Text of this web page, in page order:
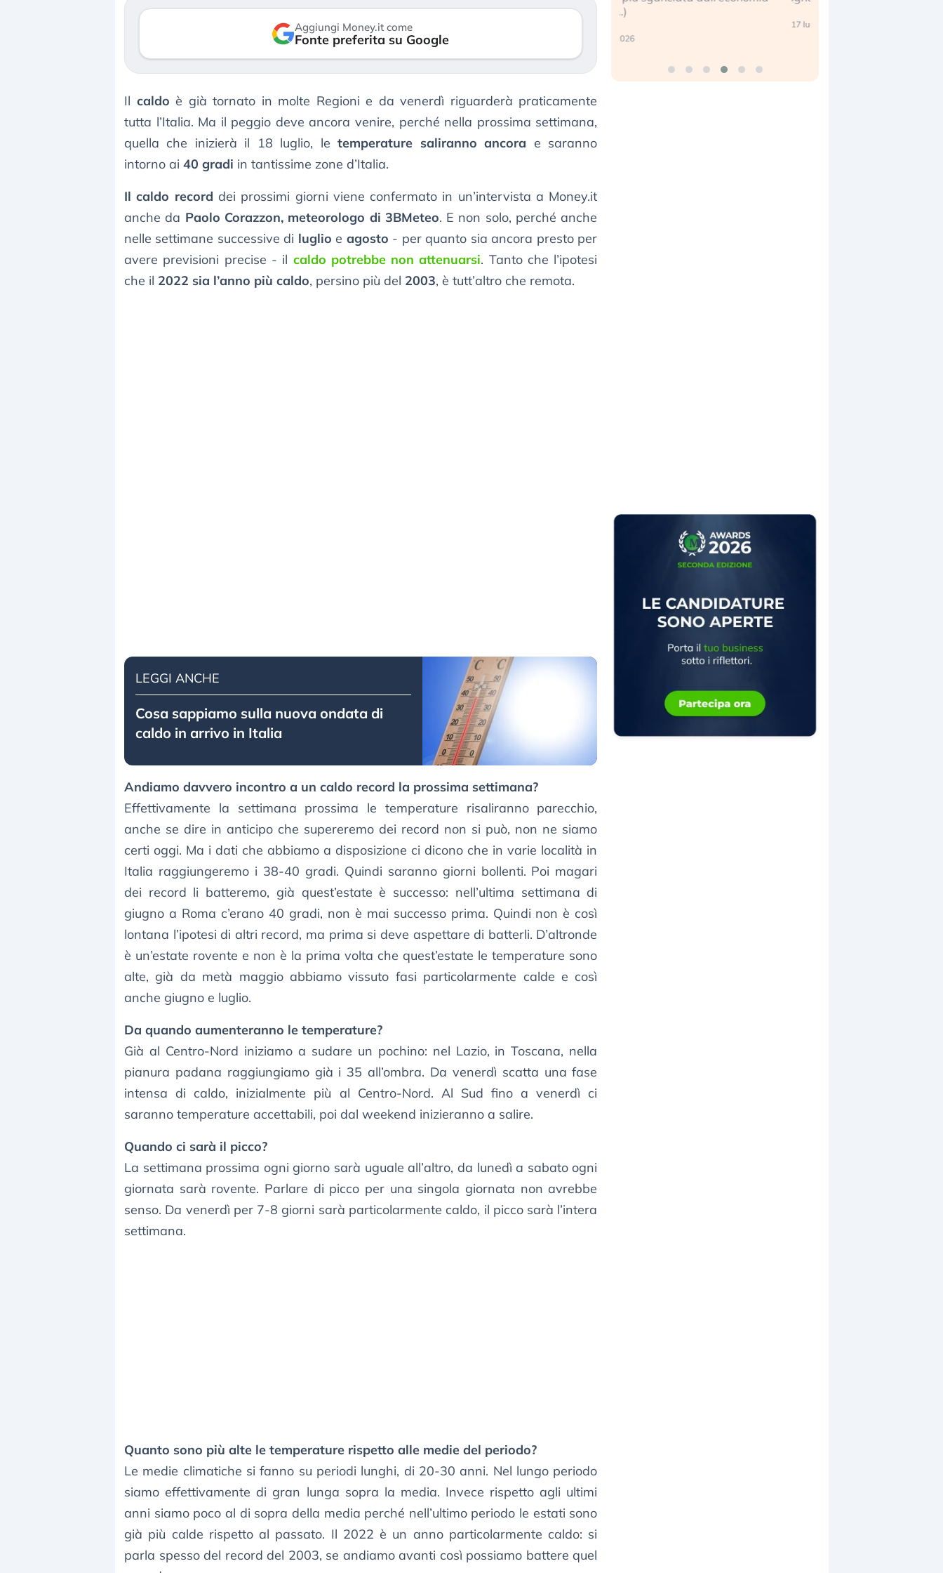
Aggiungi Money.it come
Fonte preferita su Google
Il caldo è già tornato in molte Regioni e da venerdì riguarderà praticamente
tutta l’Italia. Ma il peggio deve ancora venire, perché nella prossima settimana,
quella che inizierà il 18 luglio, letemperature saliranno ancora e saranno
intorno ai 40 gradi in tantissime zone d’Italia.
Il caldo record dei prossimi giorni viene confermato in un’intervista a Money.it
anche da Paolo Corazzon, meteorologo di 3BMeteo. E non solo, perché anche
nelle settimane successive di luglio e agosto - per quanto sia ancora presto per
avere previsioni precise - il caldo potrebbe non attenuarsi. Tanto che l’ipotesi
che il 2022 sia l’anno più caldo, persino più del 2003, è tutt’altro che remota.
LEGGI ANCHE
Cosa sappiamo sulla nuova ondata di
caldo in arrivo in Italia
Andiamo davvero incontro a un caldo record la prossima settimana?
Effettivamente la settimana prossima le temperature risaliranno parecchio,
anche se dire in anticipo che supereremo dei record non si può, non ne siamo
certi oggi. Ma i dati che abbiamo a disposizione ci dicono che in varie località in
Italia raggiungeremo i 38-40 gradi. Quindi saranno giorni bollenti. Poi magari
dei record li batteremo, già quest’estate è successo: nell’ultima settimana di
giugno a Roma c’erano 40 gradi, non è mai successo prima. Quindi non è così
lontana l’ipotesi di altri record, ma prima si deve aspettare di batterli. D’altronde
è un’estate rovente e non è la prima volta che quest’estate le temperature sono
alte, già da metà maggio abbiamo vissuto fasi particolarmente calde e così
anche giugno e luglio.
Da quando aumenteranno le temperature?
Già al Centro-Nord iniziamo a sudare un pochino: nel Lazio, in Toscana, nella
pianura padana raggiungiamo già i 35 all’ombra. Da venerdì scatta una fase
intensa di caldo, inizialmente più al Centro-Nord. Al Sud fino a venerdì ci
saranno temperature accettabili, poi dal weekend inizieranno a salire.
Quando ci sarà il picco?
La settimana prossima ogni giorno sarà uguale all’altro, da lunedì a sabato ogni
giornata sarà rovente. Parlare di picco per una singola giornata non avrebbe
senso. Da venerdì per 7-8 giorni sarà particolarmente caldo, il picco sarà l’intera
settimana.
Quanto sono più alte le temperature rispetto alle medie del periodo?
Le medie climatiche si fanno su periodi lunghi, di 20-30 anni. Nel lungo periodo
siamo effettivamente di gran lunga sopra la media. Invece rispetto agli ultimi
anni siamo poco al di sopra della media perché nell’ultimo periodo le estati sono
già più calde rispetto al passato. Il 2022 è un anno particolarmente caldo: si
parla spesso del record del 2003, se andiamo avanti così possiamo battere quel
reale. (…)
24 luglio 2026